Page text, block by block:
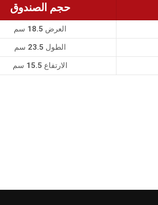
حجم الصندوق
العرض 18.5 سم
الطول 23.5 سم
الارتفاع 15.5 سم